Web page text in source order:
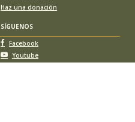
Haz una donación
SÍGUENOS
Facebook
Youtube